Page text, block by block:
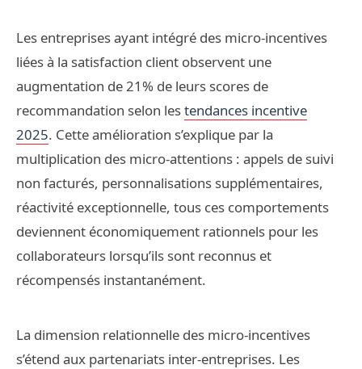
Les entreprises ayant intégré des micro-incentives
liées à la satisfaction client observent une
augmentation de 21% de leurs scores de
recommandation selon lestendances incentive
2025. Cette amélioration s’explique par la
multiplication des micro-attentions : appels de suivi
non facturés, personnalisations supplémentaires,
réactivité exceptionnelle, tous ces comportements
deviennent économiquement rationnels pour les
collaborateurs lorsqu’ils sont reconnus et
récompensés instantanément.
La dimension relationnelle des micro-incentives
s’étend aux partenariats inter-entreprises. Les